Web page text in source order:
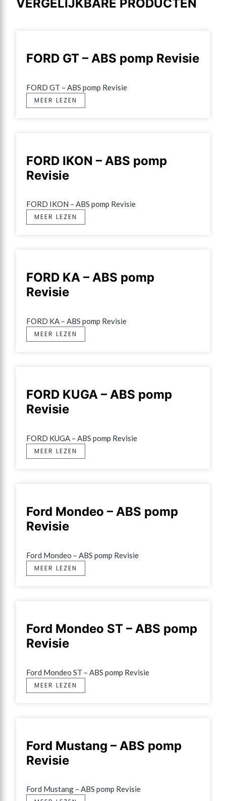
VERGELIJKBARE PRODUCTEN
FORD GT – ABS pomp Revisie
FORD GT – ABS pomp Revisie
MEER LEZEN
FORD IKON – ABS pomp
Revisie
FORD IKON – ABS pomp Revisie
MEER LEZEN
FORD KA – ABS pomp
Revisie
FORD KA – ABS pomp Revisie
MEER LEZEN
FORD KUGA – ABS pomp
Revisie
FORD KUGA – ABS pomp Revisie
MEER LEZEN
Ford Mondeo – ABS pomp
Revisie
Ford Mondeo – ABS pomp Revisie
MEER LEZEN
Ford Mondeo ST – ABS pomp
Revisie
Ford Mondeo ST – ABS pomp Revisie
MEER LEZEN
Ford Mustang – ABS pomp
Revisie
Ford Mustang – ABS pomp Revisie